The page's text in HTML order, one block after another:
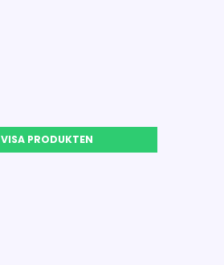
VISA PRODUKTEN